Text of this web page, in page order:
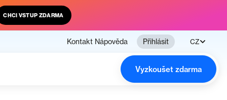
CHCI VSTUP ZDARMA
Kontakt Nápověda Přihlásit CZ
Vyzkoušet zdarma